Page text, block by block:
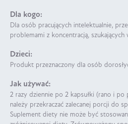
Dla kogo:
Dla osób pracujących intelektualnie,
problemami z koncentracją,
Dzieci:
Produkt przeznaczony dla osób
Jak używać:
2 razy dziennie po 2 kapsułki (rano i po
należy przekraczać zalecanej porcji do
Suplement diety nie może być